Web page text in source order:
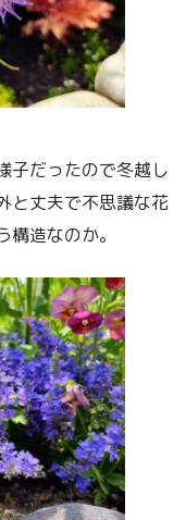
子だったので冬越し
と丈夫で不思議な花
造なのか。